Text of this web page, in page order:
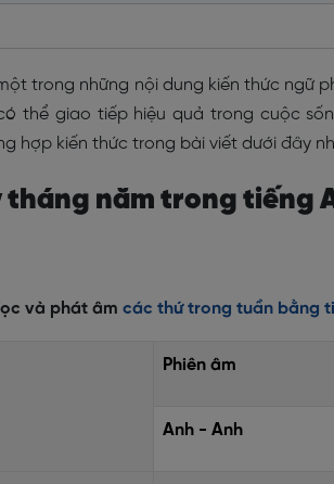
trong những nội dung kiến thức ngữ
thể giao tiếp hiệu quả trong cuộc
hợp kiến thức trong bài viết dưới đây
tháng năm trong tiếng
và phát âm các thứ trong tuần bằng
Phiên âm
Anh - Anh